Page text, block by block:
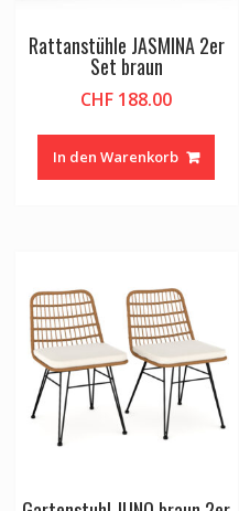
Rattanstühle JASMINA 2er
Set braun
CHF 188.00
In den Warenkorb